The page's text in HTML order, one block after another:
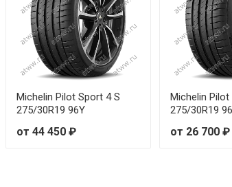
Michelin Pilot Sport 4 S
275/30R19 96Y
от 44 450 ₽
Michelin
275/30R19
от 26 700 ₽